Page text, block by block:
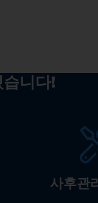
니다!
사후관